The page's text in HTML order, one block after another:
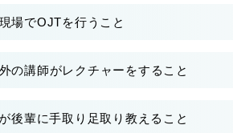
場でOJTを行うこと
の講師がレクチャーをすること
後輩に手取り足取り教えること